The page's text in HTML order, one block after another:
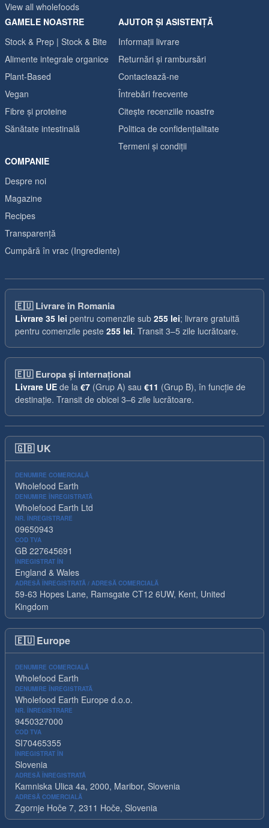
View all wholefoods
GAMELE NOASTRE
Stock & Prep | Stock & Bite
Alimente integrale organice
Plant-Based
Vegan
Fibre și proteine
Sănătate intestinală
AJUTOR ȘI ASISTENȚĂ
Informații livrare
Returnări și rambursări
Contactează-ne
Întrebări frecvente
Citește recenziile noastre
Politica de confidențialitate
Termeni și condiții
COMPANIE
Despre noi
Magazine
Recipes
Transparență
Cumpără în vrac (Ingrediente)
🇪🇺Livrare în Romania
Livrare 35 lei pentru comenzile sub 255 lei; livrare gratuită
pentru comenzile peste 255 lei. Transit 3–5 zile lucrătoare.
🇪🇺Europa și internațional
Livrare UE de la €7 (Grup A) sau €11 (Grup B), în funcție de
destinație. Transit de obicei 3–6 zile lucrătoare.
🇬🇧 UK
DENUMIRE COMERCIALĂ
Wholefood Earth
DENUMIRE ÎNREGISTRATĂ
Wholefood Earth Ltd
NR. ÎNREGISTRARE
09650943
COD TVA
GB 227645691
ÎNREGISTRAT ÎN
England & Wales
ADRESĂ ÎNREGISTRATĂ / ADRESĂ COMERCIALĂ
59-63 Hopes Lane, Ramsgate CT12 6UW, Kent, United
Kingdom
🇪🇺 Europe
DENUMIRE COMERCIALĂ
Wholefood Earth
DENUMIRE ÎNREGISTRATĂ
Wholefood Earth Europe d.o.o.
NR. ÎNREGISTRARE
9450327000
COD TVA
SI70465355
ÎNREGISTRAT ÎN
Slovenia
ADRESĂ ÎNREGISTRATĂ
Kamniska Ulica 4a, 2000, Maribor, Slovenia
ADRESĂ COMERCIALĂ
Zgornje Hoče 7, 2311 Hoče, Slovenia